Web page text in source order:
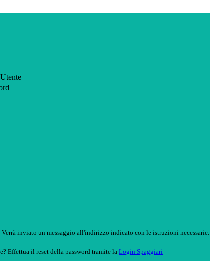
Verrà inviato un messaggio all'indirizzo indicato con le istruzioni necessarie.
Effettua il reset della password tramite la Login Spaggiari